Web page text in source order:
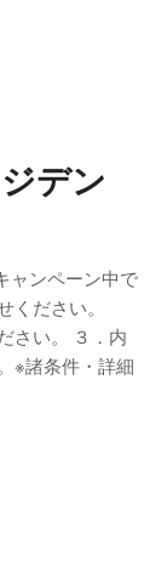
デン
ャンペーン中で
ください。
さい。 ３．内
※諸条件・詳細